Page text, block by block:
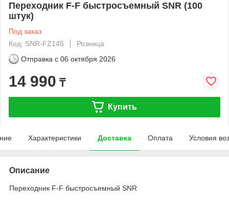
Переходник F-F быстросъемный SNR (100
штук)
Под заказ
Код: SNR-FZ145
Розница
Отправка с 06 октября 2026
14 990 ₸
Купить
Характеристики Доставка Оплата Условия
Описание
Переходник F-F быстросъемный SNR